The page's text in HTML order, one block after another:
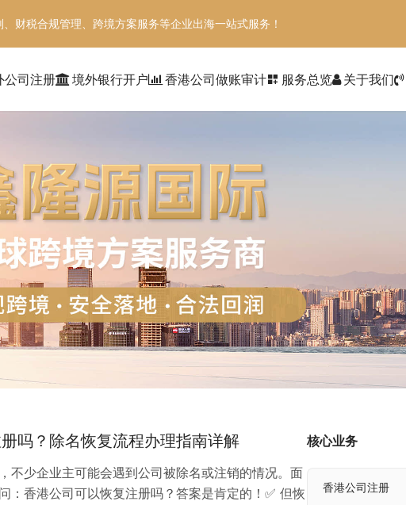
财税合规管理、跨境方案服务等企业出海一站式服务！
公司注册 境外银行开户 香港公司做账审计dashboard_customize 服务总览 关于我们
吗？除名恢复流程办理指南详解
不少企业主可能会遇到公司被除名或注销的情况。面
：香港公司可以恢复注册吗？答案是肯定的！✅ 但恢
核心业务
香港公司注册